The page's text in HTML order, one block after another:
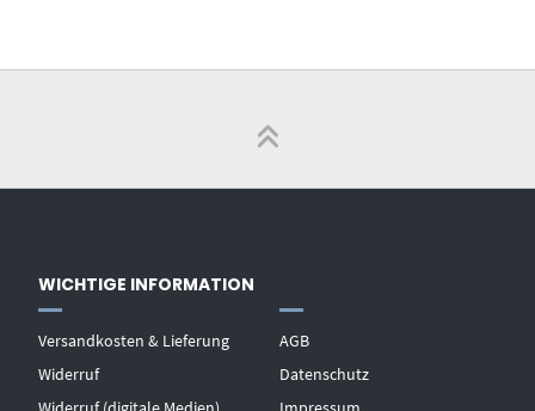
WICHTIGE INFORMATION
Versandkosten & Lieferung
Widerruf
AGB
Datenschutz